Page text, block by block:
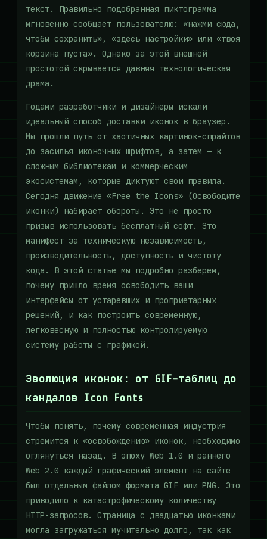
текст. Правильно подобранная пиктограмма
мгновенно сообщает пользователю: «нажми сюда,
чтобы сохранить», «здесь настройки» или «твоя
корзина пуста». Однако за этой внешней
простотой скрывается давняя технологическая
драма.
Годами разработчики и дизайнеры искали
идеальный способ доставки иконок в браузер.
Мы прошли путь от хаотичных картинок-спрайтов
до засилья иконочных шрифтов, а затем — к
сложным библиотекам и коммерческим
экосистемам, которые диктуют свои правила.
Сегодня движение «Free the Icons» (Освободите
иконки) набирает обороты. Это не просто
призыв использовать бесплатный софт. Это
манифест за техническую независимость,
производительность, доступность и чистоту
кода. В этой статье мы подробно разберем,
почему пришло время освободить ваши
интерфейсы от устаревших и проприетарных
решений, и как построить современную,
легковесную и полностью контролируемую
систему работы с графикой.
Эволюция иконок: от GIF-таблиц до
кандалов Icon Fonts
Чтобы понять, почему современная индустрия
стремится к «освобождению» иконок, необходимо
оглянуться назад. В эпоху Web 1.0 и раннего
Web 2.0 каждый графический элемент на сайте
был отдельным файлом формата GIF или PNG. Это
приводило к катастрофическому количеству
HTTP-запросов. Страница с двадцатью иконками
могла загружаться мучительно долго, так как